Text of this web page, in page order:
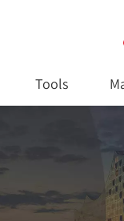
Tools